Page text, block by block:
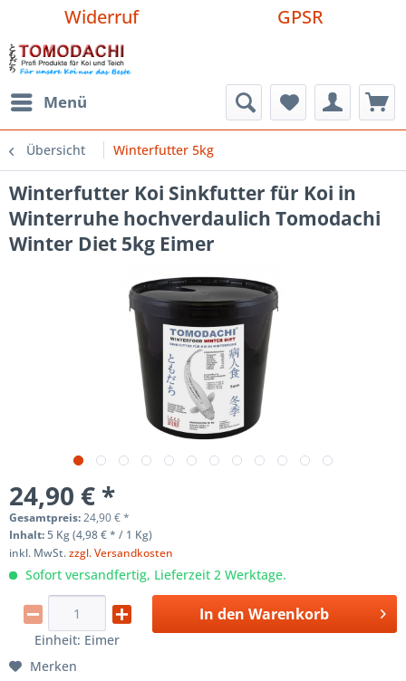
Widerruf GPSR
Menü
Übersicht Winterfutter 5kg
Winterfutter Koi Sinkfutter für Koi in
Winterruhe hochverdaulich Tomodachi
Winter Diet 5kg Eimer
24,90 € *
Gesamtpreis:24,90€*
Inhalt:5 Kg (4,98 € * / 1 Kg)
inkl. MwSt.zzgl. Versandkosten
Sofort versandfertig, Lieferzeit 2 Werktage.
Einheit: Eimer
In den Warenkorb
Merken